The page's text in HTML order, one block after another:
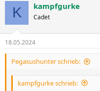
e
n
K kampfgurke
Cadet
18.05.2024
Pegasushunter schrieb:
kampfgurke schrieb: